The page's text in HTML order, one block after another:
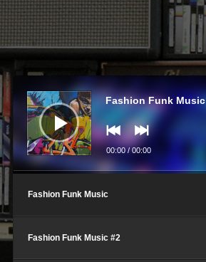
Fashion Funk Music
00:00/00:00
Fashion Funk Music
Fashion Funk Music #2